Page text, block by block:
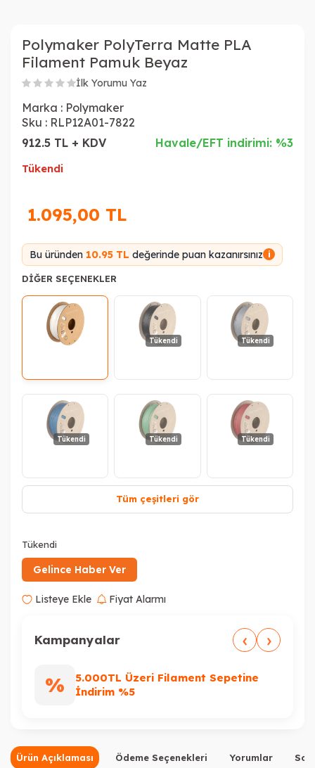
Polymaker PolyTerra Matte PLA
Filament Pamuk Beyaz
İlk Yorumu Yaz
Marka : Polymaker
Sku : RLP12A01-7822
912.5 TL + KDV
Havale/EFT indirimi: %3
Tükendi
1.095,00 TL
Bu üründen 10.95 TL değerinde puan kazanırsınız i
DIĞER SEÇENEKLER
Tükendi Tükendi
Tükendi Tükendi Tükendi
Tüm çeşitleri gör
Tükendi
Gelince Haber Ver
Listeye Ekle Fiyat Alarmı
Kampanyalar ‹ ›
%
5.000TL Üzeri Filament Sepetine
İndirim %5
Ürün Açıklaması Ödeme Seçenekleri Yorumlar